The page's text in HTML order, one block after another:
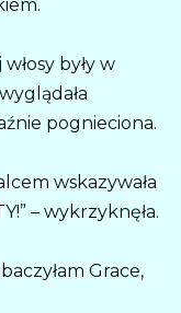
były w
pognieciona.
wskazywała
– wykrzyknęła.
Grace,